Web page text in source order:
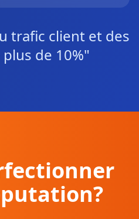
trafic client et des
de 10%"